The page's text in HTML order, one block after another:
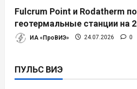
Fulcrum Point и Rodatherm
геотермальные станции на
ИА «ПроВИЭ» 24.07.2026 0
ПУЛЬС ВИЭ